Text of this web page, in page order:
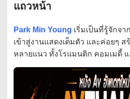
แถวหน้า
Park Min Young เริ่มเป็นที่รู้จักจ
เข้าสู่งานแสดงเต็มตัว และค่อยๆ ส
หลายแนว ทั้งโรแมนติก คอมเมดี้